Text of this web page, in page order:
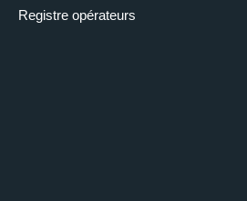
Registre opérateurs